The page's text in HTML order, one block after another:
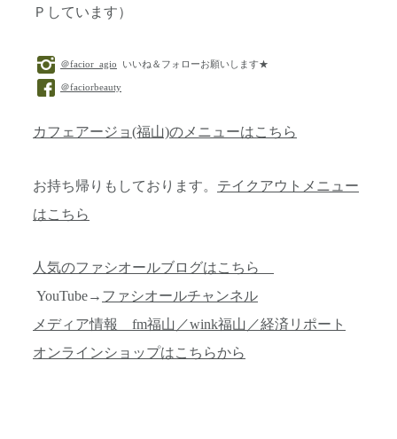
Ｐしています）
＠facior_agio いいね＆フォローお願いします★
＠faciorbeauty
カフェアージョ(福山)のメニューはこちら
お持ち帰りもしております。 テイクアウトメニュー
はこちら
人気のファシオールブログはこちら
YouTube→ ファシオールチャンネル
メディア情報 fm福山／wink福山／経済リポート
オンラインショップはこちらから